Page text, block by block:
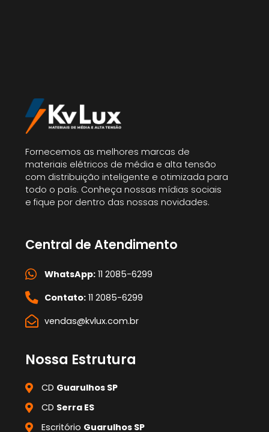
Fornecemos as melhores marcas de
materiais elétricos de média e alta tensão
com distribuição inteligente e otimizada para
todo o país. Conheça nossas mídias sociais
e fique por dentro das nossas novidades.
Central de Atendimento
WhatsApp:11 2085-6299
Contato:11 2085-6299
vendas@kvlux.com.br
Nossa Estrutura
CD Guarulhos SP
CD Serra ES
Escritório Guarulhos SP